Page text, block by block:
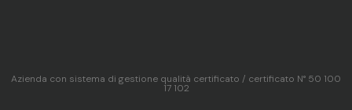
Azienda con sistema di gestione qualità certificato / certificato N° 50 100
17 102